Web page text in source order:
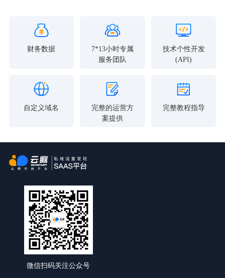
财务数据
7*13小时专属
服务团队
技术个性开发
(API)
自定义域名
完整的运营方
案提供
完整教程指导
微信扫码关注公众号